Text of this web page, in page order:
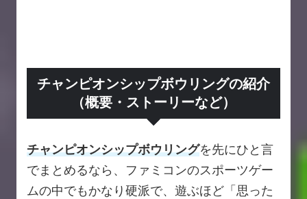
チャンピオンシップボウリングの紹介
（概要・ストーリーなど）
チャンピオンシップボウリングを先にひと言
でまとめるなら、ファミコンのスポーツゲー
ムの中でもかなり硬派で、遊ぶほど「思った